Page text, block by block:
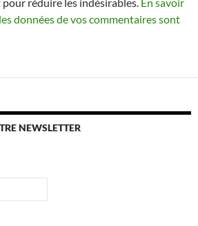
données de vos commentaires sont
NEWSLETTER